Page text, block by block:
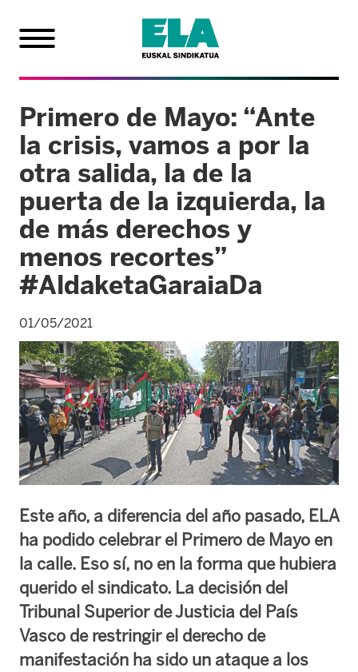
Primero de Mayo: “Ante
la crisis, vamos a por la
otra salida, la de la
puerta de la izquierda, la
de más derechos y
menos recortes”
#AldaketaGaraiaDa
01/05/2021
Este año, a diferencia del año pasado, ELA
ha podido celebrar el Primero de Mayo en
la calle. Eso sí, no en la forma que hubiera
querido el sindicato. La decisión del
Tribunal Superior de Justicia del País
Vasco de restringir el derecho de
manifestación ha sido un ataque a los